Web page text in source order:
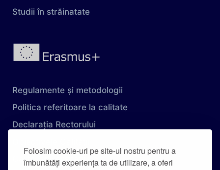
Folosim cookie-uri pe site-ul nostru pentru a
îmbunătăți experiența ta de utilizare, a oferi
Studii în străinatate
Regulamente și metodologii
Politica referitoare la calitate
Declarația Rectorului
Carta Universității